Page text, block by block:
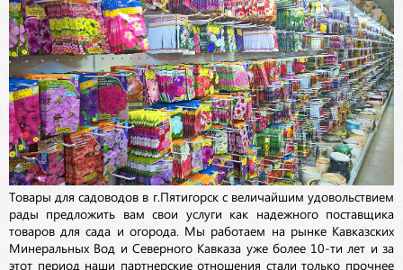
Товары для садоводов в г.Пятигорск с величайшим удовольствием
рады предложить вам свои услуги как надежного поставщика
товаров для сада и огорода. Мы работаем на рынке Кавказских
Минеральных Вод и Северного Кавказа уже более 10-ти лет и за
этот период наши партнерские отношения стали только прочнее